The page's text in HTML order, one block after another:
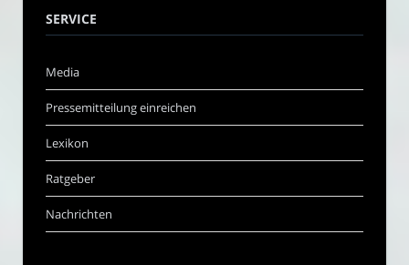
SERVICE
Media
Pressemitteilung einreichen
Lexikon
Ratgeber
Nachrichten